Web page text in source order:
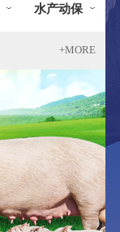
水产动保
+MORE